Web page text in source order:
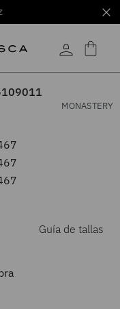
MONASTERY
Guía de tallas